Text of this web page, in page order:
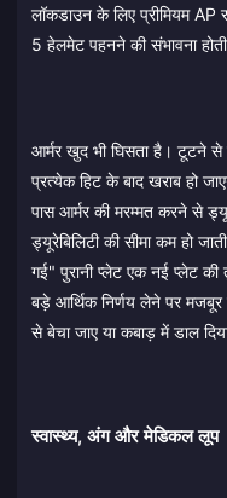
लॉकडाउन के लिए प्रीमियम AP
5 हेलमेट पहनने की संभावना
आर्मर खुद भी घिसता है। टूटने
प्रत्येक हिट के बाद खराब हो
पास आर्मर की मरम्मत करने से
ड्यूरेबिलिटी की सीमा कम हो
गई" पुरानी प्लेट एक नई प्लेट
बड़े आर्थिक निर्णय लेने पर मजबूर
से बेचा जाए या कबाड़ में डाल
स्वास्थ्य, अंग और मेडिकल लूप